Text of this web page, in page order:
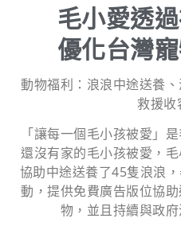
毛小愛透
優化台灣
動物福利：浪浪中途送養
救援收
「讓每一個毛小孩被愛」
還沒有家的毛小孩被愛，
協助中途送養了45隻浪浪
動，提供免費廣告版位協
物，並且持續與政